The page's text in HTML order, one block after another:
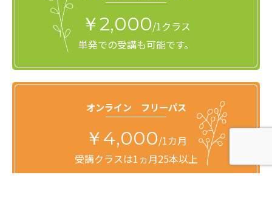
￥2,000/1クラス
単発での受講も可能です。
オンライン フリーパス
￥4,000/1カ月
受講クラスは1ヵ月25本以上